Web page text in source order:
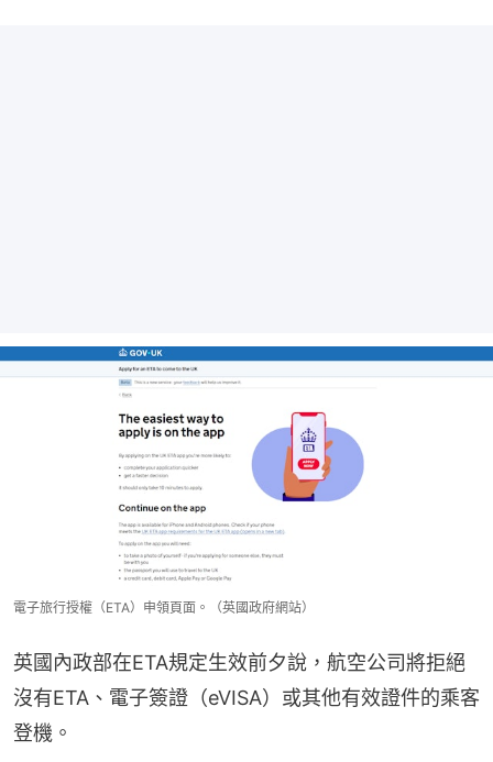
電子旅行授權（ETA）申領頁面。（英國政府網站）
英國內政部在ETA規定生效前夕說，航空公司將拒絕
沒有ETA、電子簽證（eVISA）或其他有效證件的乘客
登機。